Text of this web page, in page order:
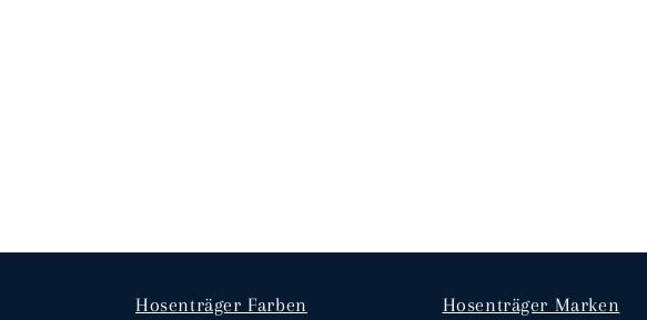
Hosenträger Farben Hosenträger Marken